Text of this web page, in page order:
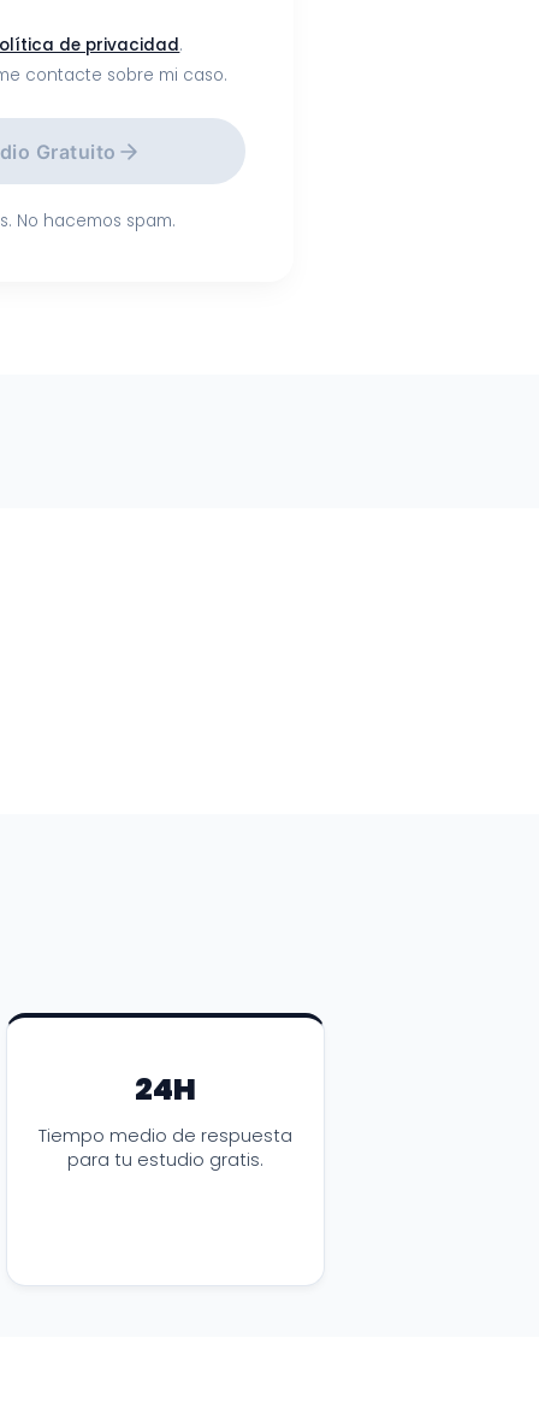
de privacidad.
contacte sobre mi caso.
Gratuito
No hacemos spam.
24H
Tiempo medio de respuesta
para tu estudio gratis.